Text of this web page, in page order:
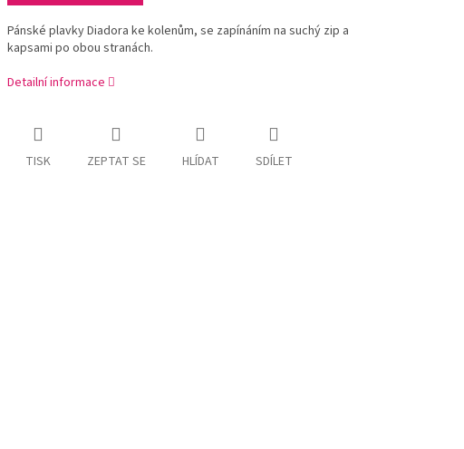
Pánské plavky Diadora ke kolenům, se zapínáním na suchý zip a
kapsami po obou stranách.
Detailní informace
TISK ZEPTAT SE HLÍDAT SDÍLET